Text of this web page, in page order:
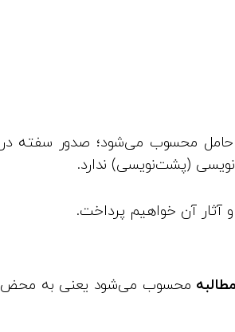
حامل محسوب می‌شود؛ صدور سفته در
(پشت‌نویسی) ندارد.
آثار آن خواهیم پرداخت.
محسوب می‌شود یعنی به محض